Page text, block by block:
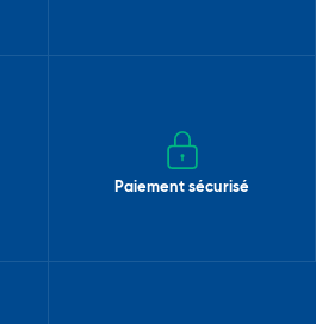
Paiement sécurisé